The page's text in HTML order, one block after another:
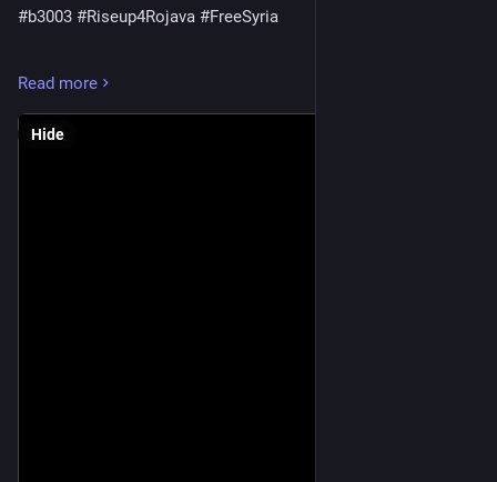
#b3003 #Riseup4Rojava #FreeSyria
to visit Berlin at the invitation of Friedrich Merz.
This decision is no coincidence; it is a political signal.
Read more
Hide